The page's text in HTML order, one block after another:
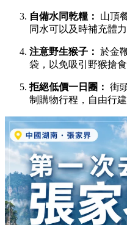
自備水同乾糧：
山頂
同水可以及時補充體力
注意野生猴子： 於金
袋，以免吸引野猴搶食
拒絕低價一日團： 街
制購物行程，自由行